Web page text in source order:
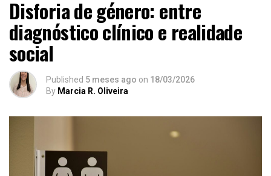
Disforia de género: entre
diagnóstico clínico e realidade
social
Published 5 meses ago on 18/03/2026
By Marcia R. Oliveira